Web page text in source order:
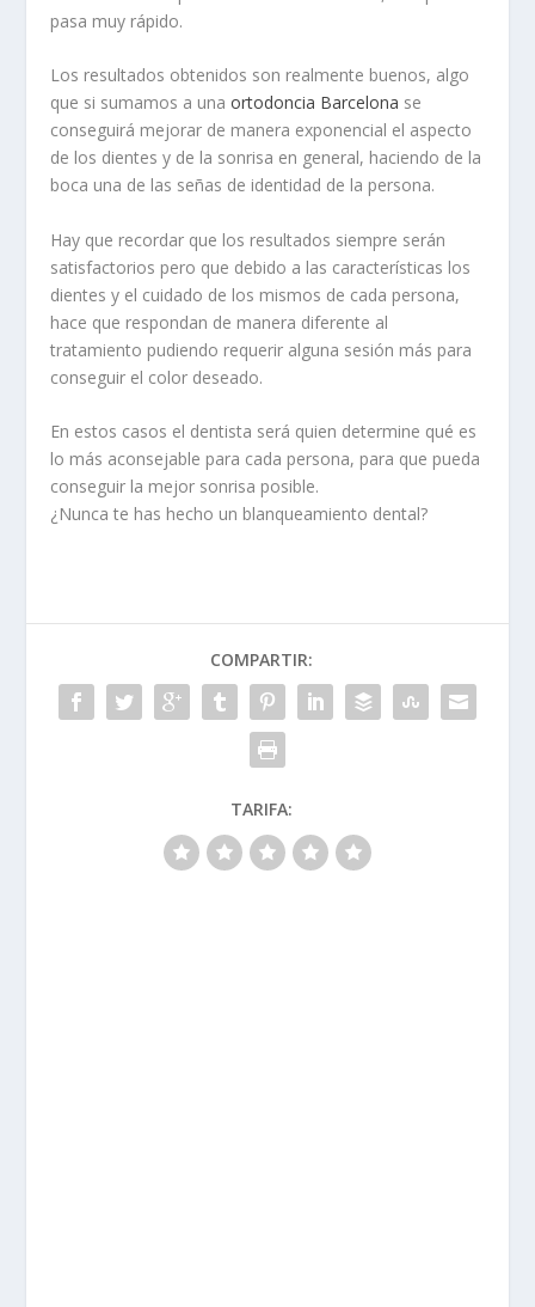
pasa muy rápido.
Los resultados obtenidos son realmente buenos, algo
que si sumamos a unaortodoncia Barcelona se
conseguirá mejorar de manera exponencial el aspecto
de los dientes y de la sonrisa en general, haciendo de la
boca una de las señas de identidad de la persona.
Hay que recordar que los resultados siempre serán
satisfactorios pero que debido a las características los
dientes y el cuidado de los mismos de cada persona,
hace que respondan de manera diferente al
tratamiento pudiendo requerir alguna sesión más para
conseguir el color deseado.
En estos casos el dentista será quien determine qué es
lo más aconsejable para cada persona, para que pueda
conseguir la mejor sonrisa posible.
¿Nunca te has hecho un blanqueamiento dental?
COMPARTIR:
TARIFA: